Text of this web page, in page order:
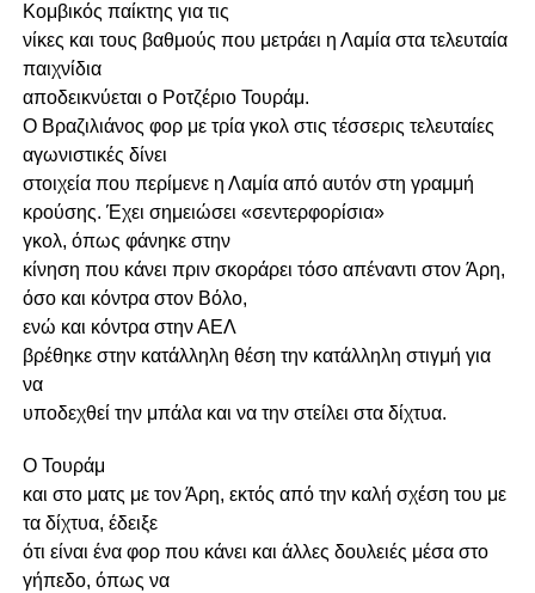
Κομβικός παίκτης για τις
νίκες και τους βαθμούς που μετράει η Λαμία στα τελευταία
παιχνίδια
αποδεικνύεται ο Ροτζέριο Τουράμ.
Ο Βραζιλιάνος φορ με τρία γκολ στις τέσσερις τελευταίες
αγωνιστικές δίνει
στοιχεία που περίμενε η Λαμία από αυτόν στη γραμμή
κρούσης. Έχει σημειώσει «σεντερφορίσια»
γκολ, όπως φάνηκε στην
κίνηση που κάνει πριν σκοράρει τόσο απέναντι στον Άρη,
όσο και κόντρα στον Βόλο,
ενώ και κόντρα στηνΑΕΛ
βρέθηκε στην κατάλληλη θέση την κατάλληλη στιγμή για
να
υποδεχθεί την μπάλα και να την στείλει στα δίχτυα.
Ο Τουράμ
και στο ματς με τον Άρη, εκτός από την καλή σχέση του με
τα δίχτυα, έδειξε
ότι είναι ένα φορ που κάνει και άλλες δουλειές μέσα στο
γήπεδο, όπως να